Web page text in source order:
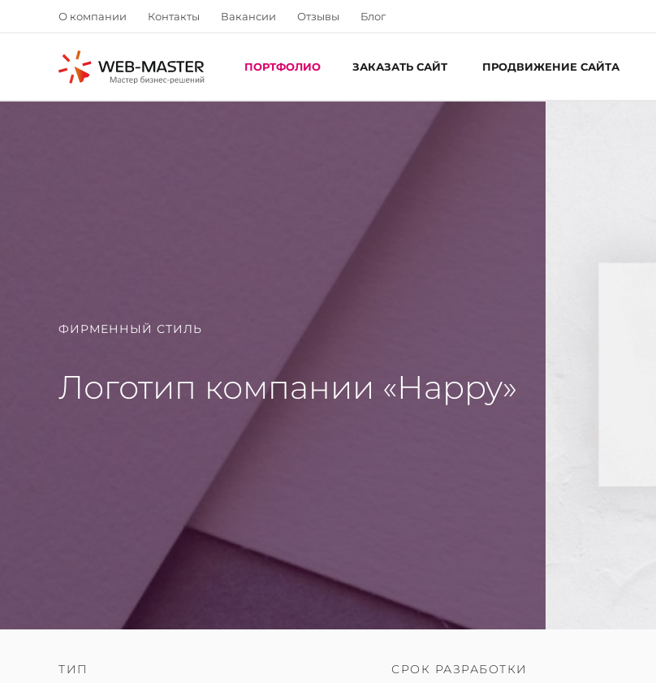
О компании Контакты Вакансии Отзывы Блог
ПОРТФОЛИО ЗАКАЗАТЬ САЙТ ПРОДВИЖЕНИЕ САЙТА
ФИРМЕННЫЙ СТИЛЬ
Логотип компании «Happy»
ТИП СРОК РАЗРАБОТКИ